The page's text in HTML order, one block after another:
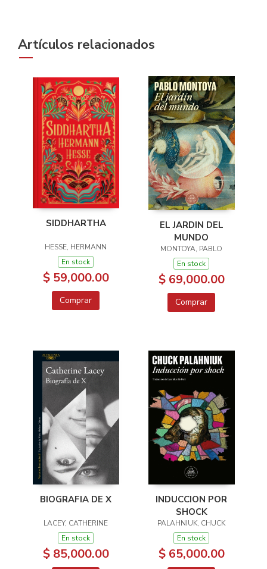
Artículos relacionados
SIDDHARTHA
HESSE, HERMANN
En stock
$ 59,000.00
Comprar
EL JARDIN DEL
MUNDO
MONTOYA, PABLO
En stock
$ 69,000.00
Comprar
BIOGRAFIA DE X
LACEY, CATHERINE
En stock
$ 85,000.00
INDUCCION POR
SHOCK
PALAHNIUK, CHUCK
En stock
$ 65,000.00